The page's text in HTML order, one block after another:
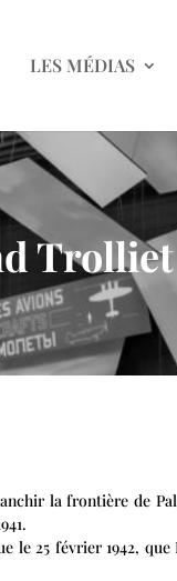
LES MÉDIAS
Trolliet
la frontière de
le 25 février 1942,